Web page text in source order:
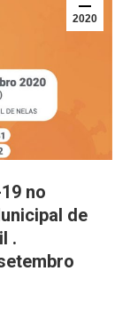
2020
no
de
.